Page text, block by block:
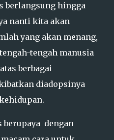
berlangsung hingga
nanti kita akan
yang akan menang,
tengah manusia
berbagai
diadopsinya
berupaya dengan